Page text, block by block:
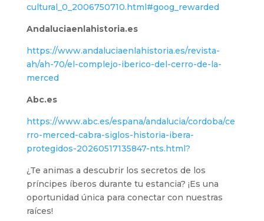
cultural_0_2006750710.html#goog_rewarded
Andaluciaenlahistoria.es
https://www.andaluciaenlahistoria.es/revista-
ah/ah-70/el-complejo-iberico-del-cerro-de-la-
merced
Abc.es
https://www.abc.es/espana/andalucia/cordoba/ce
rro-merced-cabra-siglos-historia-ibera-
protegidos-20260517135847-nts.html?
¿Te animas a descubrir los secretos de los
príncipes íberos durante tu estancia? ¡Es una
oportunidad única para conectar con nuestras
raíces!